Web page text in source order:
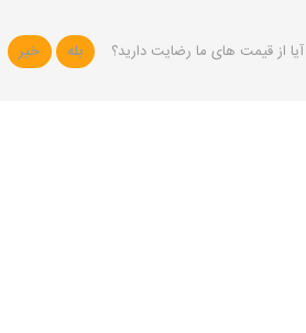
آیا از قیمت های ما رضایت دارید؟ بله خیر